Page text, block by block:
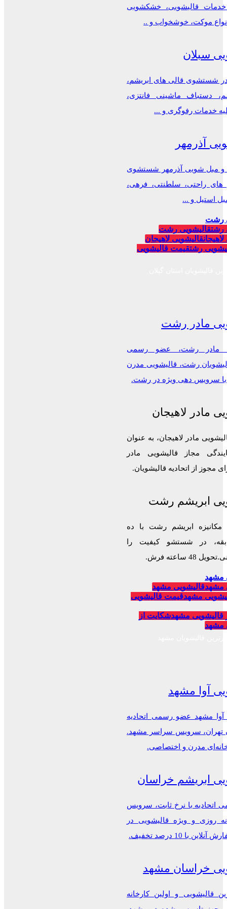
قالیشویی، خشکشویی
موکت، خوشخواب و ..
سبلان
شستشوی قالی های ابریشم،
دستباف ماشینی فانتزی،
خدمات رفوگری و ...
آذرمهر
و مبل شویی آذرمهر شستشوی
های راحتی، سلطنتی، فرهی،
استیل و ...
رشت
رشتقالیشویی رشت
قالیشویی لاهیجان
رشتقیمت قالیشویی
مادر رشت
مادر رشت، عضو رسمی
رشت، قالیشویی مدرن
با سرویس دهی ویژه در رشت.
مادر لاهیجان
مادر لاهیجان، به عنوان
مجاز قالیشویی مادر
مجوز از اتحادیه قالیشویان.
ابریشم رشت
مکانیزه ابریشم رشت با ده
در شستشو کیفیت را
48 ساعته فرش.
مشهد
مشهدقالیشویی مشهد
مشهدقیمت قالیشویی
قالیشویی مشهدشکایت از
مشهد
آوا مشهد
آوا مشهد عضو رسمی اتحادیه
تهران، سرویس سراسر مشهد.
مدرن و اختصاصی.
ابریشم خراسان
اتحادیه با نرخ ثابت، سرویس
روزی و ویژه قالیشویی در
با 10 درصد تخفیف.
خراسان مشهد
قالیشویی و اولین کارخانه